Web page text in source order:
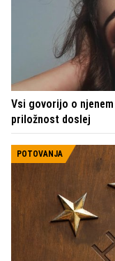
Vsi govorijo o
priložnost doslej
POTOVANJA